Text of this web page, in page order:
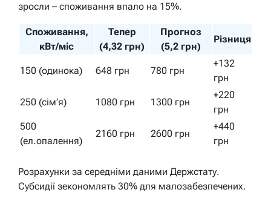
зросли – споживання впало на 15%.
Споживання,
кВт/міс
Тепер
(4,32 грн)
Прогноз
(5,2 грн)
Різниця
150 (одинока) 648 грн 780 грн
+132
грн
250 (сім’я) 1080 грн 1300 грн
+220
грн
500
(ел.опалення)
2160 грн 2600 грн
+440
грн
Розрахунки за середніми даними Держстату.
Субсидії зекономлять 30% для малозабезпечених.